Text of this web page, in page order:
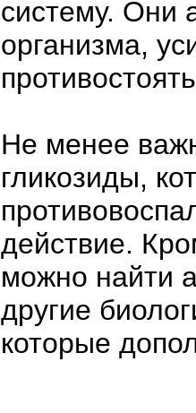
систему. Они
организма,
Не менее
гликозиды,
действие.
можно найти
другие
которые